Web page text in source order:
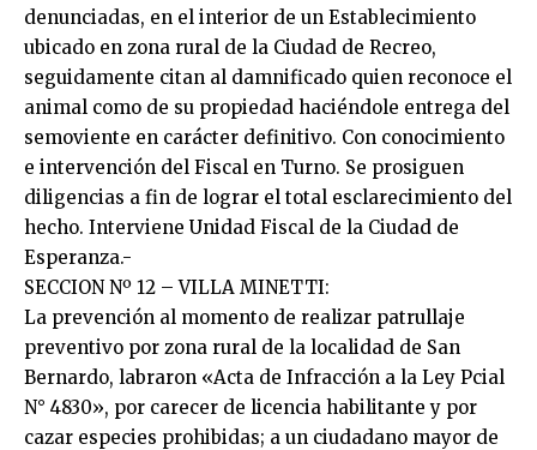
denunciadas, en el interior de un Establecimiento
ubicado en zona rural de la Ciudad de Recreo,
seguidamente citan al damnificado quien reconoce el
animal como de su propiedad haciéndole entrega del
semoviente en carácter definitivo. Con conocimiento
e intervención del Fiscal en Turno. Se prosiguen
diligencias a fin de lograr el total esclarecimiento del
hecho. Interviene Unidad Fiscal de la Ciudad de
Esperanza.-
SECCION Nº 12 – VILLA MINETTI:
La prevención al momento de realizar patrullaje
preventivo por zona rural de la localidad de San
Bernardo, labraron «Acta de Infracción a la Ley Pcial
N° 4830», por carecer de licencia habilitante y por
cazar especies prohibidas; a un ciudadano mayor de